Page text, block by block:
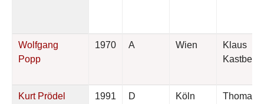
Wolfgang
Popp
1970 A Wien
Klaus
Kurt Prödel 1991 D Köln
Thomas